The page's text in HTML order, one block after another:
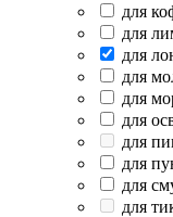
для
для
для
для
для
для
для
для
для
для